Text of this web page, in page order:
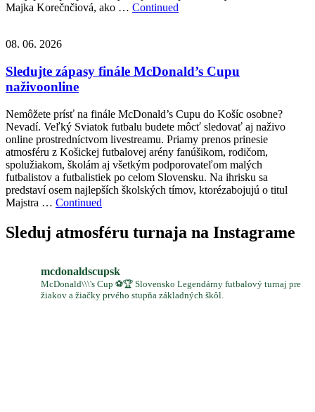
Majka Korečnčiová, ako … Continued
08. 06. 2026
Sledujte zápasy finále McDonald’s Cupu
naživoonline
Nemôžete prísť na finále McDonald’s Cupu do Košíc osobne?
Nevadí. Veľký Sviatok futbalu budete môcť sledovať aj naživo
online prostredníctvom livestreamu. Priamy prenos prinesie
atmosféru z Košickej futbalovej arény fanúšikom, rodičom,
spolužiakom, školám aj všetkým podporovateľom malých
futbalistov a futbalistiek po celom Slovensku. Na ihrisku sa
predstaví osem najlepších školských tímov, ktorézabojujú o titul
Majstra … Continued
Sleduj atmosféru turnaja na Instagrame
mcdonaldscupsk
McDonald\\\'s Cup ⚽️🏆 Slovensko Legendárny futbalový turnaj pre
žiakov a žiačky prvého stupňa základných škôl.